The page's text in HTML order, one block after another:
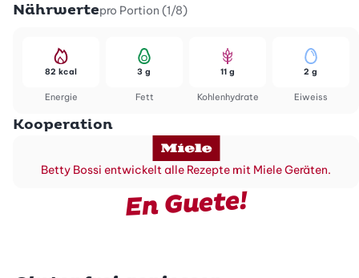
Nährwertepro Portion (1/8)
Energie
82 kcal
Fett
3 g
Kohlenhydrate
11 g
Eiweiss
2 g
Kooperation
Betty Bossi entwickelt alle Rezepte mit Miele Geräten.
En Guete!